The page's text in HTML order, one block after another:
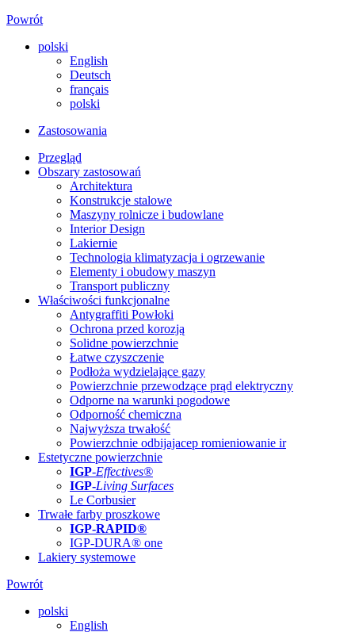
Powrót
polski
English
Deutsch
français
polski
Zastosowania
Przegląd
Obszary zastosowań
Architektura
Konstrukcje stalowe
Maszyny rolnicze i budowlane
Interior Design
Lakiernie
Technologia klimatyzacja i ogrzewanie
Elementy i obudowy maszyn
Transport publiczny
Właściwości funkcjonalne
Antygraffiti Powłoki
Ochrona przed korozją
Solidne powierzchnie
Łatwe czyszczenie
Podłoża wydzielające gazy
Powierzchnie przewodzące prąd elektryczny
Odporne na warunki pogodowe
Odporność chemiczna
Najwyższa trwałość
Powierzchnie odbijajacep romieniowanie ir
Estetyczne powierzchnie
IGP-Effectives®
IGP-Living Surfaces
Le Corbusier
Trwałe farby proszkowe
IGP-RAPID®
IGP-DURA® one
Lakiery systemowe
Powrót
polski
English